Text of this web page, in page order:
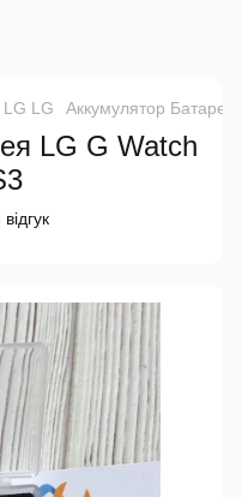
LG Аккумулятор
LG G Watch